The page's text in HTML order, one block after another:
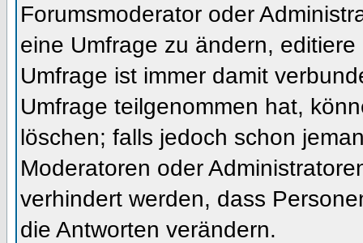
Forumsmoderator oder
eine Umfrage zu ändern,
Umfrage ist immer damit
Umfrage teilgenommen hat,
löschen; falls jedoch schon
Moderatoren oder
verhindert werden, dass
die Antworten verändern.